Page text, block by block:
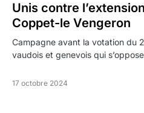
Unis contre
Coppet-le Vengeron
Campagne avant la votation du
vaudois et genevois qui
17 octobre 2024